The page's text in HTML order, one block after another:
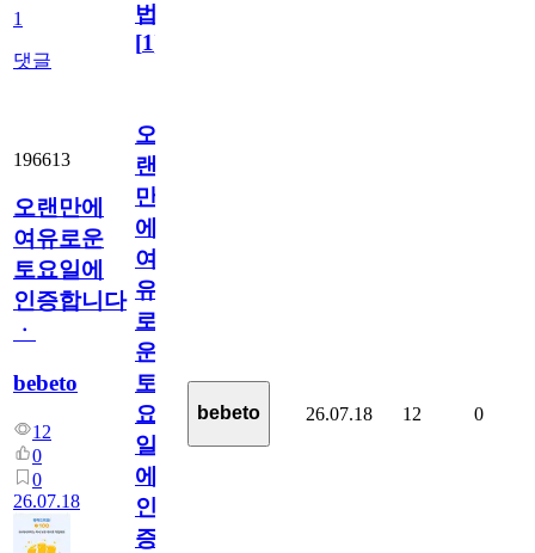
1
댓글
법
[1]
196613
오랜만에
여유로운
토요일에
인증합니다
ㆍ
bebeto
12
0
0
26.07.18
오
랜
만
에
여
유
로
운
토
요
일
에
인
증
bebeto 26.07.18 12 0